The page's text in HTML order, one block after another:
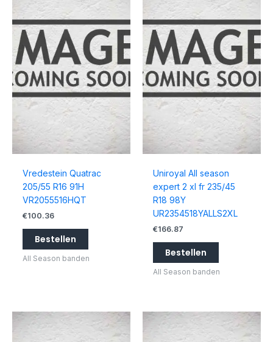
Vredestein Quatrac
205/55 R16 91H
VR2055516HQT
€100.36
Bestellen
All Season banden
Uniroyal All season
expert 2 xl fr 235/45
R18 98Y
UR2354518YALLS2XL
€166.87
Bestellen
All Season banden